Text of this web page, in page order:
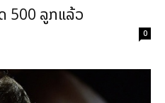
500 ລູກແລ້ວ
0